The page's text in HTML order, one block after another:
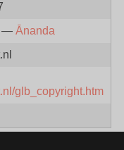
Ānanda
glb_copyright.htm